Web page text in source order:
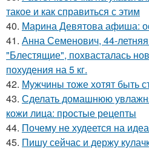
такое и как справиться с этим
40. Марина Девятова афиша:
41. Анна Семенович, 44-летняя
"Блестящие", похвасталась
похудения на 5 кг.
42. Мужчины тоже хотят быть
43. Сделать домашнюю
кожи лица: простые рецепты
44. Почему не худеется на
45. Пишу сейчас и держу